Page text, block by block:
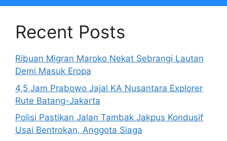
Recent Posts
Ribuan Migran Maroko Nekat Sebrangi Lautan
Demi Masuk Eropa
4,5 Jam Prabowo Jajal KA Nusantara Explorer
Rute Batang-Jakarta
Polisi Pastikan Jalan Tambak Jakpus Kondusif
Usai Bentrokan, Anggota Siaga